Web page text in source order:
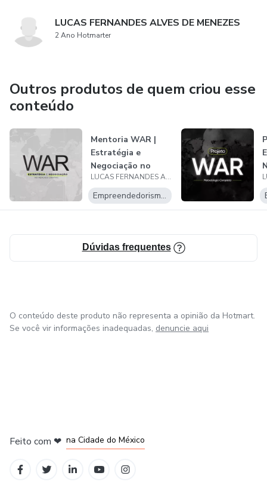
LUCAS FERNANDES ALVES DE MENEZES
2 Ano Hotmarter
Outros produtos de quem criou esse
conteúdo
Mentoria WAR |
Estratégia e
Negociação no
Mercado Criativo LUCAS FERNANDES ALVES DE MENEZES
Empreendedorismo Digital
Dúvidas frequentes
O conteúdo deste produto não representa a opinião da Hotmart.
Se você vir informações inadequadas, denuncie aqui
Feito com ❤ na Cidade do México